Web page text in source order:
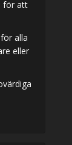
för att
alla
eller